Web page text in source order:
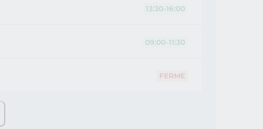
13:30-16:00
09:00-11:30
FERME